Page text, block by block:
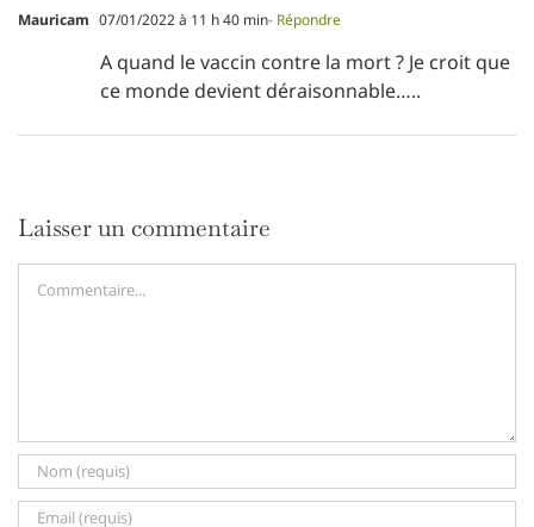
Mauricam 07/01/2022 à 11 h 40 min- Répondre
A quand le vaccin contre la mort ? Je croit que
ce monde devient déraisonnable…..
Laisser un commentaire